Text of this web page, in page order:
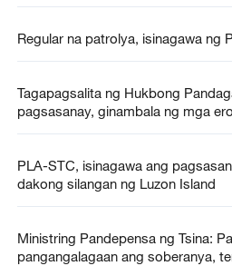
Regular na patrolya, isinagawa ng
Tagapagsalita ng Hukbong
pagsasanay, ginambala ng mga
PLA-STC, isinagawa ang
dakong silangan ng Luzon Island
Ministring Pandepensa ng Tsina:
pangangalagaan ang soberanya,